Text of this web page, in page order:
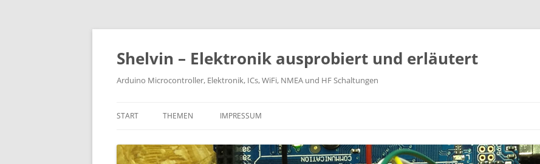
Zum
springen
Shelvin – Elektronik ausprobiert und erläutert
Arduino Microcontroller, Elektronik, ICs, WiFi, NMEA und HF Schaltungen
START THEMEN IMPRESSUM